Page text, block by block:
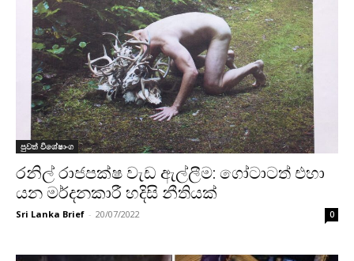
පුවත් විශේෂාංග
රනිල් රාජපක්ෂ වැඩ ඇල්ලීම: ගෝටාටත් එහා
යන මර්දනකාරී හදිසි නීතියක්
Sri Lanka Brief - 20/07/2022 0